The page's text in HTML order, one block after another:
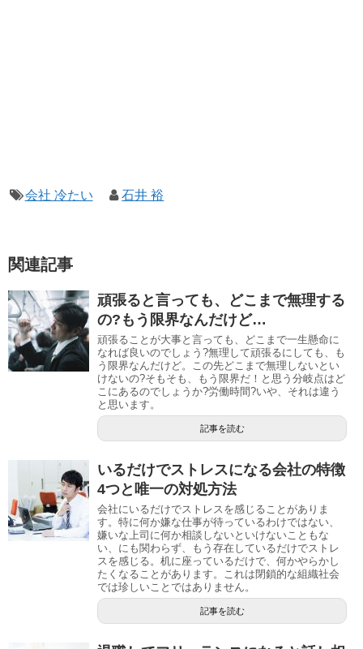
会社 冷たい 石井 裕
関連記事
頑張ると言っても、どこまで無理する
の?もう限界なんだけど…
頑張ることが大事と言っても、どこまで一生懸命に
なれば良いのでしょう?無理して頑張るにしても、も
う限界なんだけど。この先どこまで無理しないとい
けないの?そもそも、もう限界だ！と思う分岐点はど
こにあるのでしょうか?労働時間?いや、それは違う
と思います。
記事を読む
いるだけでストレスになる会社の特徴
4つと唯一の対処方法
会社にいるだけでストレスを感じることがありま
す。特に何か嫌な仕事が待っているわけではない、
嫌いな上司に何か相談しないといけないこともな
い、にも関わらず、もう存在しているだけでストレ
スを感じる。机に座っているだけで、何かやらかし
たくなることがあります。これは閉鎖的な組織社会
では珍しいことではありません。
記事を読む